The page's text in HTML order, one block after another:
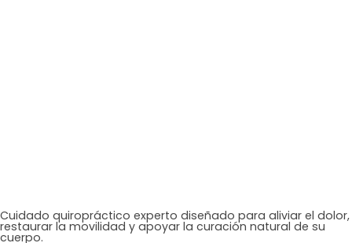
Cuidado quiropráctico experto diseñado para aliviar el dolor,
restaurar la movilidad y apoyar la curación natural de su
cuerpo.